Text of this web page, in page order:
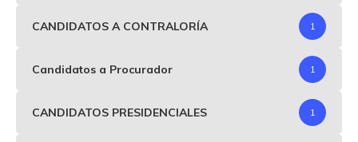
CANDIDATOS A CONTRALORÍA 1
Candidatos a Procurador 1
CANDIDATOS PRESIDENCIALES 1